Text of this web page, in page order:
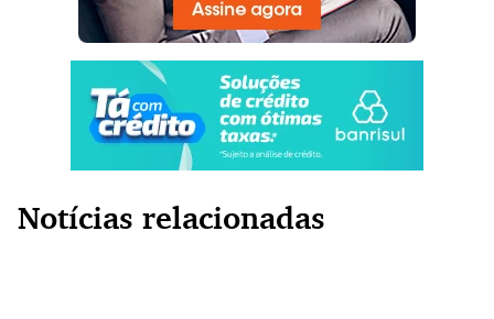
Notícias relacionadas